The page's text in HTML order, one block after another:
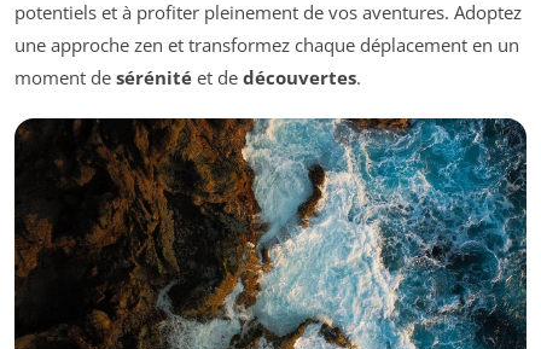
potentiels et à profiter pleinement de vos aventures. Adoptez
une approche zen et transformez chaque déplacement en un
moment de sérénité et de découvertes.